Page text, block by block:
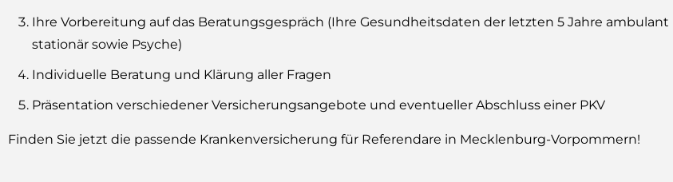
Ihre Vorbereitung auf das Beratungsgespräch (Ihre Gesundheitsdaten der letzten 5 Jahre ambulant
stationär sowie Psyche)
Individuelle Beratung und Klärung aller Fragen
Präsentation verschiedener Versicherungsangebote und eventueller Abschluss einer PKV
Finden Sie jetzt die passende Krankenversicherung für Referendare in Mecklenburg-Vorpommern!